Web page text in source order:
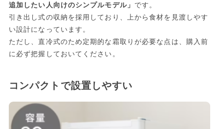
追加したい人向けのシンプルモデル」 です。
引き出し式の収納を採用しており、上から食材を見渡しやす
い設計になっています。
ただし、直冷式のため定期的な霜取りが必要な点は、購入前
に必ず把握しておいてください。
コンパクトで設置しやすい